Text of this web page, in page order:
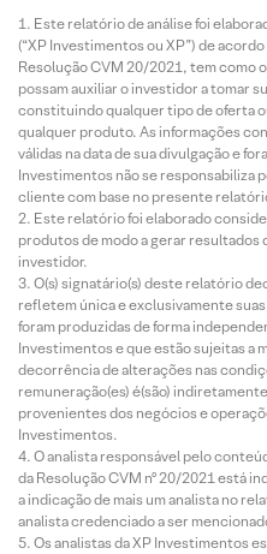
Este relatório de análise foi
(“XP Investimentos ou XP”) de
Resolução CVM 20/2021, tem como
possam auxiliar o investidor a tomar
constituindo qualquer tipo de oferta
qualquer produto. As informações
válidas na data de sua divulgação e
Investimentos não se responsabiliza
cliente com base no presente
Este relatório foi elaborado
produtos de modo a gerar resultados
investidor.
O(s) signatário(s) deste relatório
refletem única e exclusivamente
foram produzidas de forma
Investimentos e que estão sujeitas a
decorrência de alterações nas
remuneração(es) é(são)
provenientes dos negócios e
Investimentos.
O analista responsável pelo
da Resolução CVM nº 20/2021 está
a indicação de mais um analista no
analista credenciado a ser
Os analistas da XP Investimentos